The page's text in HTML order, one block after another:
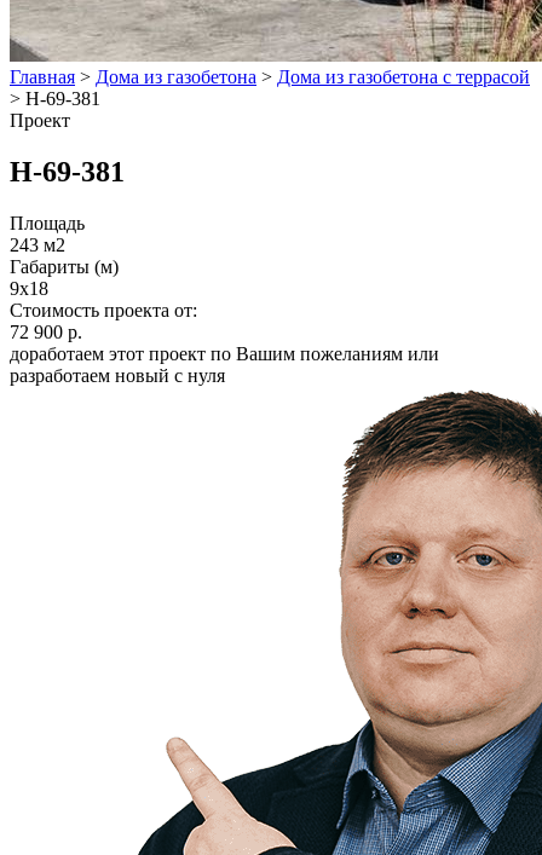
Главная > Дома из газобетона > Дома из газобетона с террасой
> Н-69-381
Проект
Н-69-381
Площадь
243 м2
Габариты (м)
9x18
Стоимость проекта от:
72 900 р.
доработаем этот проект по Вашим пожеланиям или
разработаем новый с нуля